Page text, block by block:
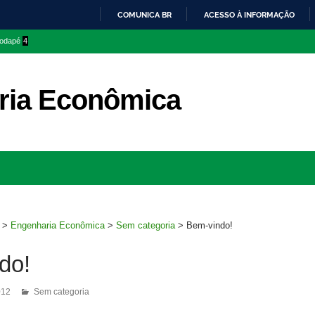
O
COMUNICA BR ACESSO À INFORMAÇÃO
4
Econômica
> Engenharia Econômica > Sem categoria > Bem-vindo!
Sem categoria